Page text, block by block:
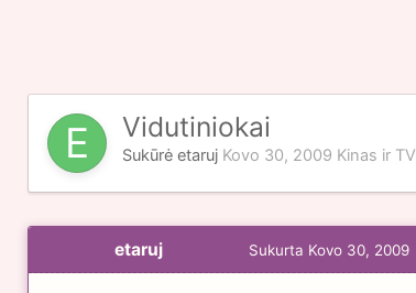
Vidutiniokai
Sukūrė etaruj Kovo 30, 2009 Kinas ir TV
etaruj Sukurta Kovo 30, 2009